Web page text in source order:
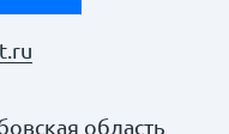
область